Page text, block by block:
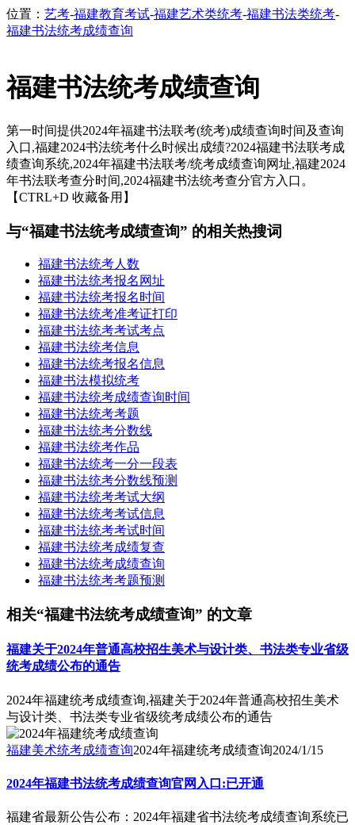
位置： 艺考-福建教育考试-福建艺术类统考-福建书法类统考-
福建书法统考成绩查询
福建书法统考成绩查询
第一时间提供2024年福建书法联考(统考)成绩查询时间及查询
入口,福建2024书法统考什么时候出成绩?2024福建书法联考成
绩查询系统,2024年福建书法联考/统考成绩查询网址,福建2024
年书法联考查分时间,2024福建书法统考查分官方入口。
【CTRL+D 收藏备用】
与“福建书法统考成绩查询” 的相关热搜词
福建书法统考人数
福建书法统考报名网址
福建书法统考报名时间
福建书法统考准考证打印
福建书法统考考试考点
福建书法统考信息
福建书法统考报名信息
福建书法模拟统考
福建书法统考成绩查询时间
福建书法统考考题
福建书法统考分数线
福建书法统考作品
福建书法统考一分一段表
福建书法统考分数线预测
福建书法统考考试大纲
福建书法统考考试信息
福建书法统考考试时间
福建书法统考成绩复查
福建书法统考成绩查询
福建书法统考考题预测
相关“福建书法统考成绩查询” 的文章
福建关于2024年普通高校招生美术与设计类、书法类专业省级
统考成绩公布的通告
2024年福建统考成绩查询,福建关于2024年普通高校招生美术
与设计类、书法类专业省级统考成绩公布的通告
福建美术统考成绩查询2024年福建统考成绩查询2024/1/15
2024年福建书法统考成绩查询官网入口:已开通
福建省最新公告公布：2024年福建省书法统考成绩查询系统已